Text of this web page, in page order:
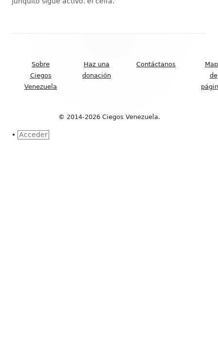
Footer
Sobre
Ciegos
Venezuela
Haz una
donación
Contáctanos
de
© 2014-2026 Ciegos Venezuela.
• Acceder